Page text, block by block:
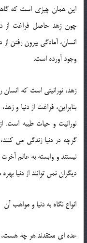
این همان چیزی است كه
چون زهد حاصل فراغت از
انسان، آمادگی بیرون رفتن از
وجود آورده است.
زهد، نورانیتی است كه انسان
بنابراین، فراغت از دنیا و
نورانیت و حیات طیبه است.
گرچه در دنیا زندگی می
نیستند و وابسته به عالم آخرت
دیگران نمی توانند از دنیا
انواع نگاه به دنیا و مواهب آن
عده ای معتقدند هر چه هست،